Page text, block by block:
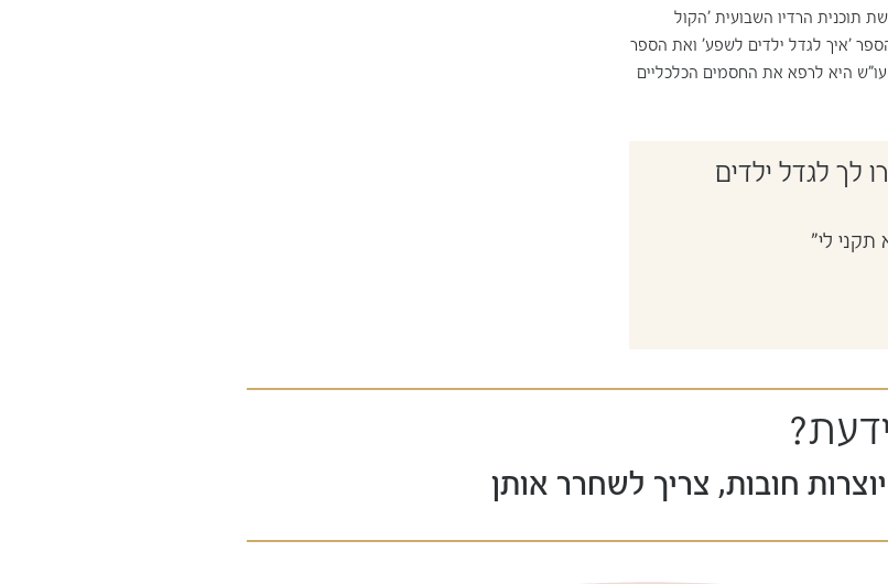
לתטא הילינג (מעל 200 קורסים), מגישת תוכנית הרדיו השבועית 'הקול
'איך לגדל ילדים לשפע' ואת הספר
היא לרפא את החסמים הכלכליים
לך לגדל ילדים
תקני לי"
חובות, צריך לשחרר אותן